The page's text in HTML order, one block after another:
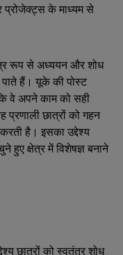
प्रोजेक्ट्स के माध्यम से
रूप से अध्ययन और शोध
हैं। यूके की पोस्ट
वे अपने काम को सही
छात्रों को गहन
है। इसका उद्देश्य
हुए क्षेत्र में विशेषज्ञ बनाने
छात्रों को स्वतंत्र शोध